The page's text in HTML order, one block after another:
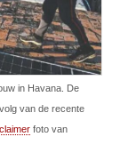
in Havana. De
van de recente
foto van